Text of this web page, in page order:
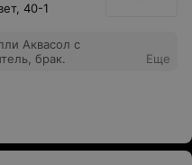
40-1
Аквасол с
брак.
Еще